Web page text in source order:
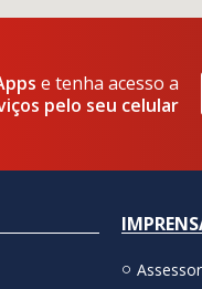
e tenha acesso a
pelo seu celular